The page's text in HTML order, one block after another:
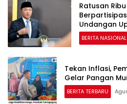
Ratusan
Undangan
Kemerdekaan
BERITA NASIONAL
Tekan Inflasi,
Gelar Pangan
BERITA TERBARU